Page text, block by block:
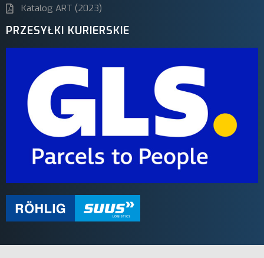
Katalog ART (2023)
PRZESYŁKI KURIERSKIE